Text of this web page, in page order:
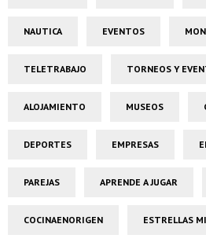
NAUTICA EVENTOS
TELETRABAJO TORNEOS Y
ALOJAMIENTO MUSEOS
DEPORTES EMPRESAS
PAREJAS APRENDE A JUGAR
COCINAENORIGEN ESTRELLAS